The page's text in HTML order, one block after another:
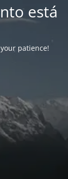
está
patience!